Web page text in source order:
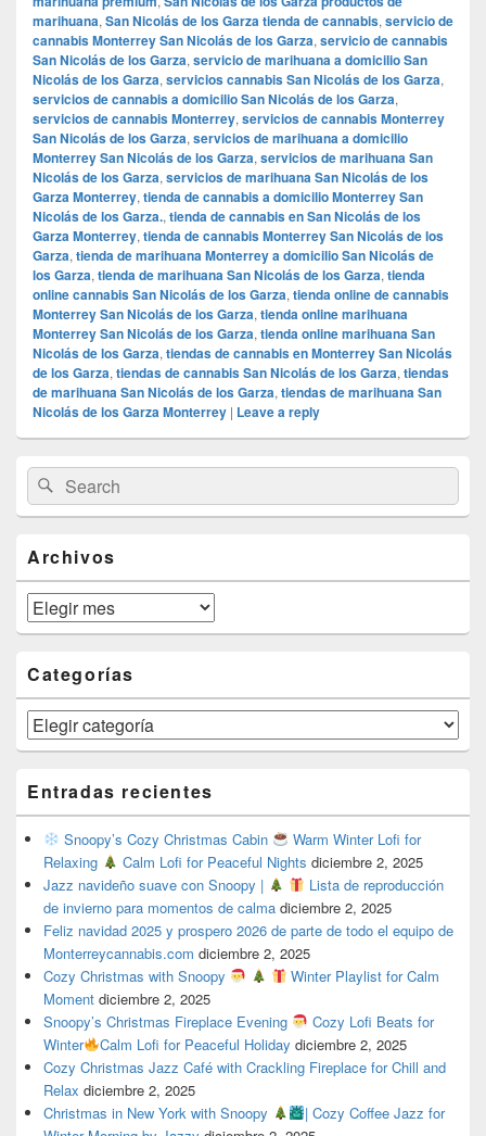
marihuana, San Nicolás de los Garza tienda de cannabis, servicio de
cannabis Monterrey San Nicolás de los Garza, servicio de cannabis
San Nicolás de los Garza, servicio de marihuana a domicilio San
Nicolás de los Garza, servicios cannabis San Nicolás de los Garza,
servicios de cannabis a domicilio San Nicolás de los Garza,
servicios de cannabis Monterrey, servicios de cannabis Monterrey
San Nicolás de los Garza, servicios de marihuana a domicilio
Monterrey San Nicolás de los Garza, servicios de marihuana San
Nicolás de los Garza, servicios de marihuana San Nicolás de los
Garza Monterrey, tienda de cannabis a domicilio Monterrey San
Nicolás de los Garza., tienda de cannabis en San Nicolás de los
Garza Monterrey, tienda de cannabis Monterrey San Nicolás de los
Garza, tienda de marihuana Monterrey a domicilio San Nicolás de
los Garza, tienda de marihuana San Nicolás de los Garza, tienda
online cannabis San Nicolás de los Garza, tienda online de cannabis
Monterrey San Nicolás de los Garza, tienda online marihuana
Monterrey San Nicolás de los Garza, tienda online marihuana San
Nicolás de los Garza, tiendas de cannabis en Monterrey San Nicolás
de los Garza, tiendas de cannabis San Nicolás de los Garza, tiendas
de marihuana San Nicolás de los Garza, tiendas de marihuana San
Nicolás de los Garza Monterrey | Leave a reply
Primary
Sidebar
Widget
Area
Search
for:
Search
Archivos
Archivos
Categorías
Categorías
Entradas recientes
Snoopy’s Cozy Christmas Cabin
Warm Winter Lofi for
Relaxing
Calm Lofi for Peaceful Nights diciembre 2, 2025
Jazz navideño suave con Snoopy |
Lista de reproducción
de invierno para momentos de calma diciembre 2, 2025
Feliz navidad 2025 y prospero 2026 de parte de todo el equipo de
Monterreycannabis.com diciembre 2, 2025
Cozy Christmas with Snoopy
Winter Playlist for Calm
Moment diciembre 2, 2025
Snoopy’s Christmas Fireplace Evening
Cozy Lofi Beats for
Winter
Calm Lofi for Peaceful Holiday diciembre 2, 2025
Cozy Christmas Jazz Café with Crackling Fireplace for Chill and
Relax diciembre 2, 2025
Christmas in New York with Snoopy
| Cozy Coffee Jazz for